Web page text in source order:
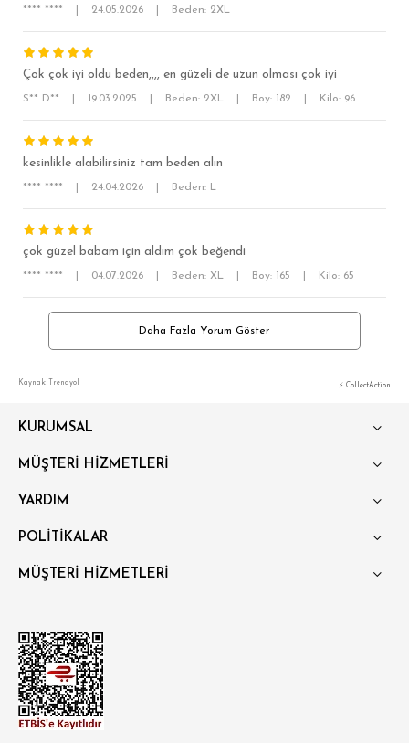
OVERSİZE
**** **** 24.05.2026 Beden: 2XL
Çok çok iyi oldu beden,,,, en güzeli de uzun olması çok iyi
S** D** 19.03.2025 Beden: 2XL Boy: 182 Kilo: 96
kesinlikle alabilirsiniz tam beden alın
**** **** 24.04.2026 Beden: L
çok güzel babam için aldım çok beğendi
**** **** 04.07.2026 Beden: XL Boy: 165 Kilo: 65
Daha Fazla Yorum Göster
Kaynak: Trendyol ⚡ CollectAction
KURUMSAL
MÜŞTERİ HİZMETLERİ
YARDIM
POLİTİKALAR
MÜŞTERİ HİZMETLERİ